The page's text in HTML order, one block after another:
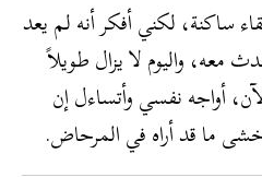
ساكنة، لكني أفكر أنه لم يعد
معه، واليوم لا يزال طويلاً
أواجه نفسي وأتساءل إن
ما قد أراه في المرحاض.